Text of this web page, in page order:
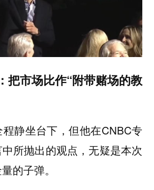
把市场比作“附带赌场的教
静坐台下，但他在CNBC专
所抛出的观点，无疑是本次
的子弹。